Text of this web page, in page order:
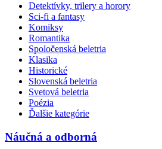
Detektívky, trilery a horory
Sci-fi a fantasy
Komiksy
Romantika
Spoločenská beletria
Klasika
Historické
Slovenská beletria
Svetová beletria
Poézia
Ďalšie kategórie
Náučná a odborná